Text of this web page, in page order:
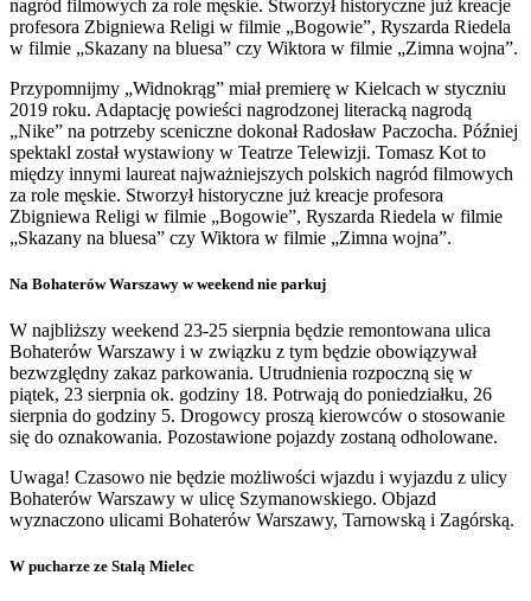
nagród filmowych za role męskie. Stworzył historyczne już kreacje
profesora Zbigniewa Religi w filmie „Bogowie”, Ryszarda Riedela
w filmie „Skazany na bluesa” czy Wiktora w filmie „Zimna wojna”.
Przypomnijmy „Widnokrąg” miał premierę w Kielcach w styczniu
2019 roku. Adaptację powieści nagrodzonej literacką nagrodą
„Nike” na potrzeby sceniczne dokonał Radosław Paczocha. Później
spektakl został wystawiony w Teatrze Telewizji. Tomasz Kot to
między innymi laureat najważniejszych polskich nagród filmowych
za role męskie. Stworzył historyczne już kreacje profesora
Zbigniewa Religi w filmie „Bogowie”, Ryszarda Riedela w filmie
„Skazany na bluesa” czy Wiktora w filmie „Zimna wojna”.
Na Bohaterów Warszawy w weekend nie parkuj
W najbliższy weekend 23-25 sierpnia będzie remontowana ulica
Bohaterów Warszawy i w związku z tym będzie obowiązywał
bezwzględny zakaz parkowania. Utrudnienia rozpoczną się w
piątek, 23 sierpnia ok. godziny 18. Potrwają do poniedziałku, 26
sierpnia do godziny 5. Drogowcy proszą kierowców o stosowanie
się do oznakowania. Pozostawione pojazdy zostaną odholowane.
Uwaga! Czasowo nie będzie możliwości wjazdu i wyjazdu z ulicy
Bohaterów Warszawy w ulicę Szymanowskiego. Objazd
wyznaczono ulicami Bohaterów Warszawy, Tarnowską i Zagórską.
W pucharze ze Stalą Mielec